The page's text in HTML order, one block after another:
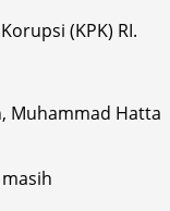
(KPK) RI.
Muhammad Hatta